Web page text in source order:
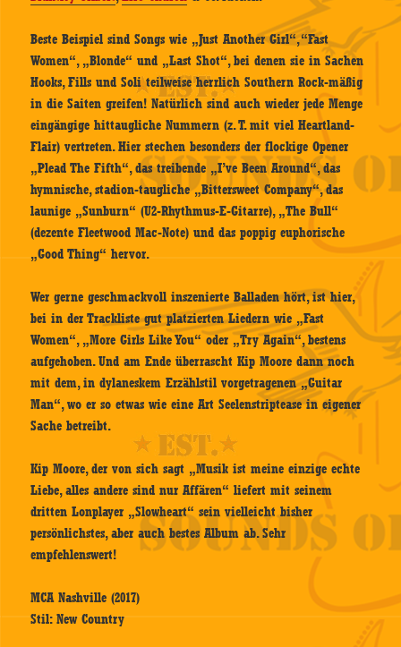
Beste Beispiel sind Songs wie „Just Another Girl“, “Fast
Women“, „Blonde“ und „Last Shot“, bei denen sie in Sachen
Hooks, Fills und Soli teilweise herrlich Southern Rock-mäßig
in die Saiten greifen! Natürlich sind auch wieder jede Menge
eingängige hittaugliche Nummern (z. T. mit viel Heartland-
Flair) vertreten. Hier stechen besonders der flockige Opener
„Plead The Fifth“, das treibende „I’ve Been Around“, das
hymnische, stadion-taugliche „Bittersweet Company“, das
launige „Sunburn“ (U2-Rhythmus-E-Gitarre), „The Bull“
(dezente Fleetwood Mac-Note) und das poppig euphorische
„Good Thing“ hervor.
Wer gerne geschmackvoll inszenierte Balladen hört, ist hier,
bei in der Trackliste gut platzierten Liedern wie „Fast
Women“, „More Girls Like You“ oder „Try Again“, bestens
aufgehoben. Und am Ende überrascht Kip Moore dann noch
mit dem, in dylaneskem Erzählstil vorgetragenen „Guitar
Man“, wo er so etwas wie eine Art Seelenstriptease in eigener
Sache betreibt.
Kip Moore, der von sich sagt „Musik ist meine einzige echte
Liebe, alles andere sind nur Affären“ liefert mit seinem
dritten Lonplayer „Slowheart“ sein vielleicht bisher
persönlichstes, aber auch bestes Album ab. Sehr
empfehlenswert!
MCA Nashville (2017)
Stil: New Country